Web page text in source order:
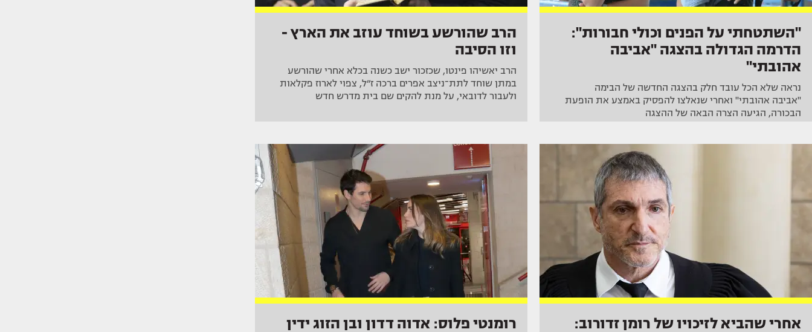
"השתטחתי על הפנים וכולי חבורות":
הדרמה הגדולה בהצגה "אביבה
אהובתי"
נראה שלא הכל עובד חלק בהצגה החדשה של הבימה
"אביבה אהובתי" ואחרי שנאלצו להפסיק באמצע את הופעת
הבכורה, הגיעה הצרה הבאה של ההצגה
הרב שהורשע בשוחד עוזב את הארץ -
וזו הסיבה
הרב יאשיהו פינטו, שכזכור ישב כשנה בכלא אחרי שהורשע
במתן שוחד לתת־ניצב אפרים ברכה ז״ל, צפוי לארוז פקלאות
ולעבור לדובאי, על מנת להקים שם בית מדרש חדש
אחרי שהביא לזיכויו של רומן זדורוב:
רומנטי פלוס: אדוה דדון ובן הזוג ידין